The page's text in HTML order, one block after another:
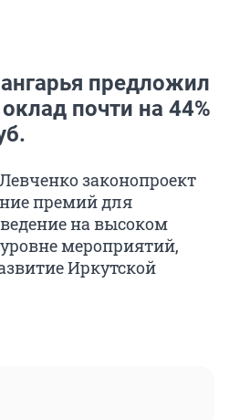
предложил
почти на 44%
законопроект
премий для
на высоком
мероприятий,
Иркутской